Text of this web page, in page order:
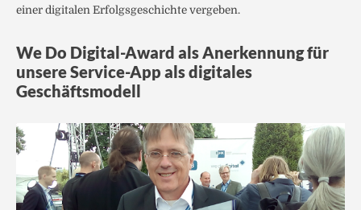
einer digitalen Erfolgsgeschichte vergeben.
We Do Digital-Award als Anerkennung für
unsere Service-App als digitales
Geschäftsmodell